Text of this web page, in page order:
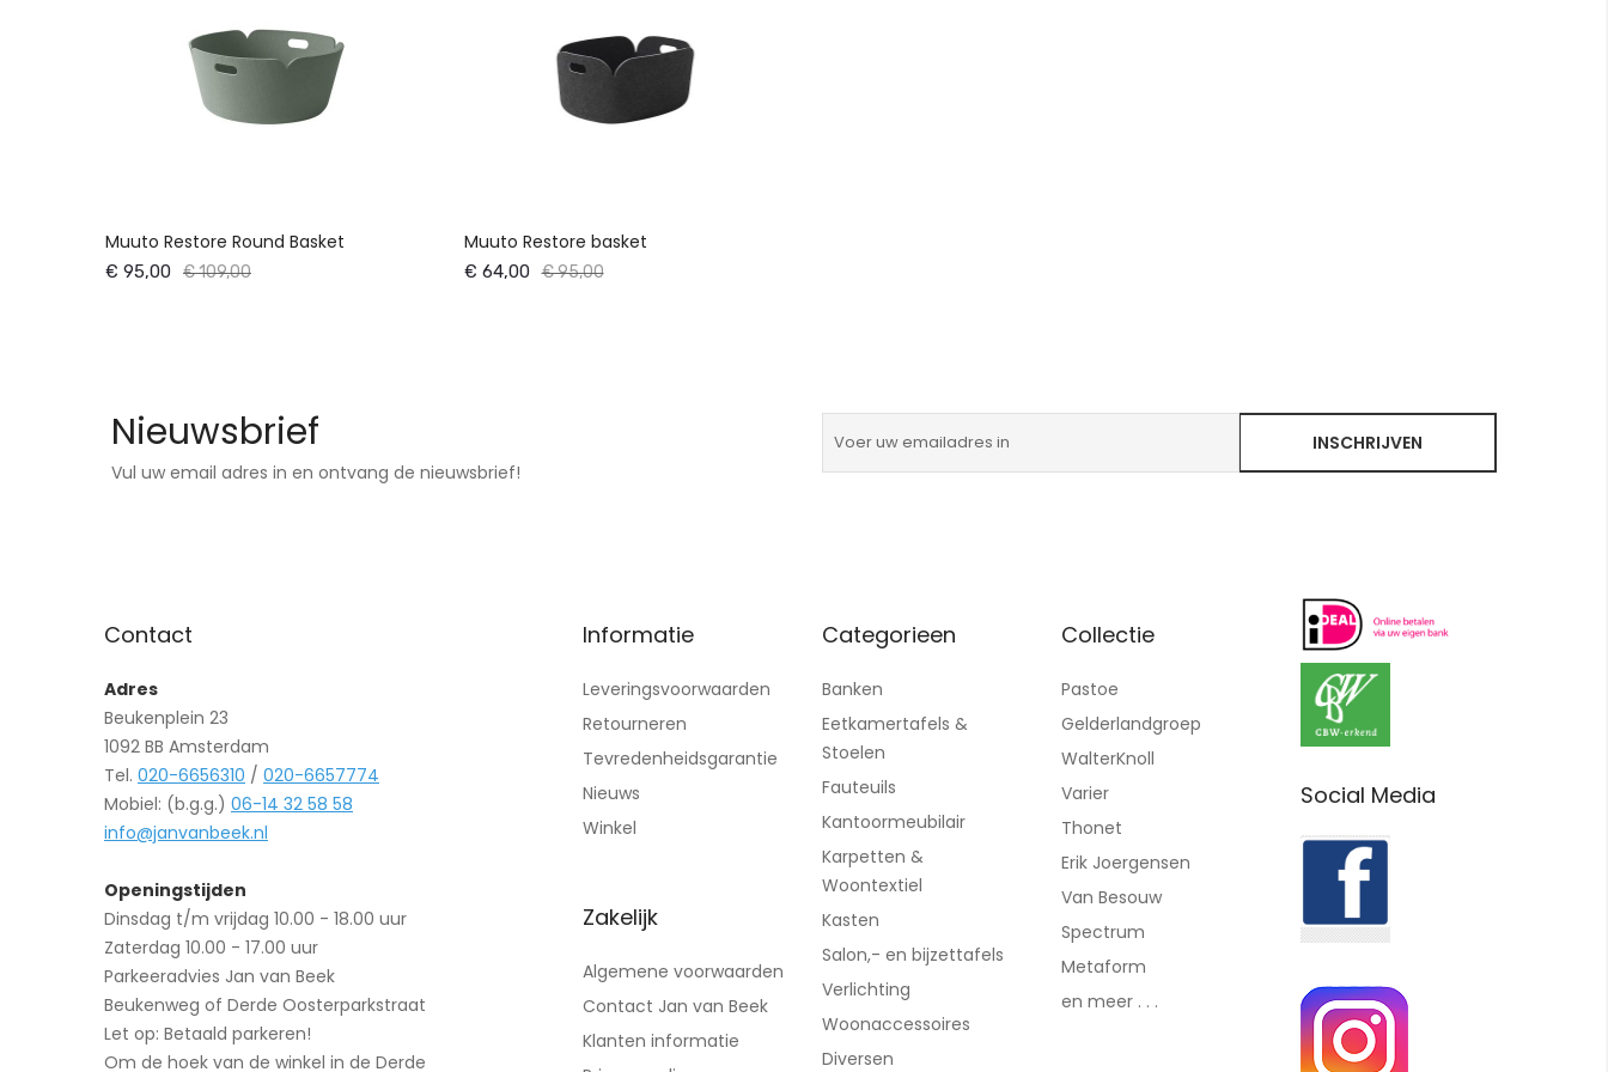
Muuto Restore Round Basket
€ 95,00 € 109,00
Muuto Restore basket
€ 64,00 € 95,00
Nieuwsbrief
Vul uw email adres in en ontvang de nieuwsbrief!
INSCHRIJVEN
Contact
Adres
Beukenplein 23
1092 BB Amsterdam
Tel. 020-6656310 / 020-6657774
Mobiel: (b.g.g.) 06-14 32 58 58
info@janvanbeek.nl
Openingstijden
Dinsdag t/m vrijdag 10.00 - 18.00 uur
Zaterdag 10.00 - 17.00 uur
Parkeeradvies Jan van Beek
Beukenweg of Derde Oosterparkstraat
Let op: Betaald parkeren!
Om de hoek van de winkel in de Derde
Informatie
Leveringsvoorwaarden
Retourneren
Tevredenheidsgarantie
Nieuws
Winkel
Zakelijk
Algemene voorwaarden
Contact Jan van Beek
Klanten informatie
Categorieen
Banken
Eetkamertafels &
Stoelen
Fauteuils
Kantoormeubilair
Karpetten &
Woontextiel
Kasten
Salon,- en bijzettafels
Verlichting
Woonaccessoires
Diversen
Collectie
Pastoe
Gelderlandgroep
WalterKnoll
Varier
Thonet
Erik Joergensen
Van Besouw
Spectrum
Metaform
en meer . . .
Social Media